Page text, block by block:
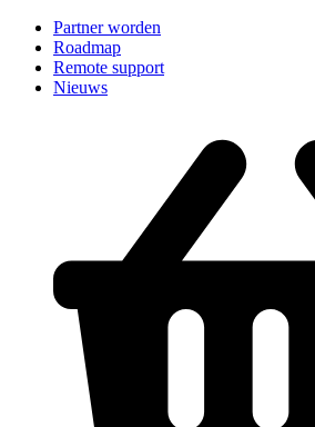
Partner worden
Roadmap
Remote support
Nieuws